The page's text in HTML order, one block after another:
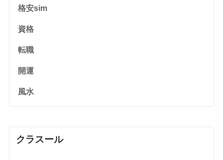
格安sim
資格
転職
開運
風水
クラスール